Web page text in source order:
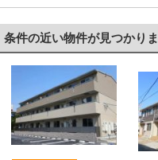
条件の近い物件が見つかり